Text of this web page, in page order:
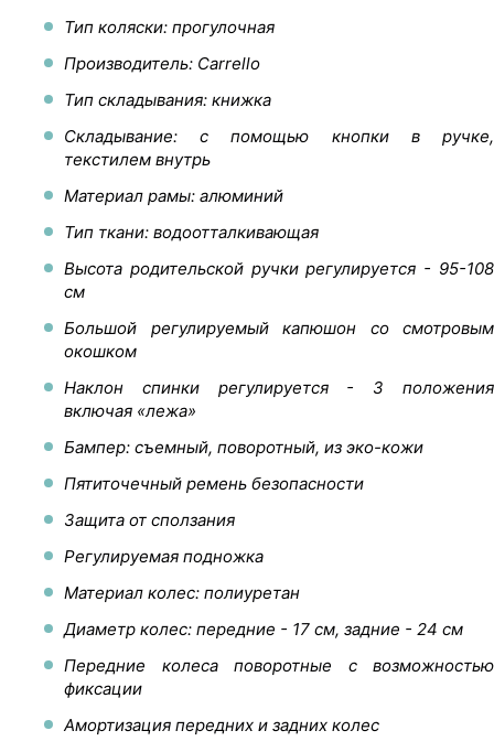
Тип коляски: прогулочная
Производитель: Carrello
Тип складывания: книжка
Складывание: с помощью кнопки в ручке,
текстилем внутрь
Материал рамы: алюминий
Тип ткани: водоотталкивающая
Высота родительской ручки регулируется - 95-108
см
Большой регулируемый капюшон со смотровым
окошком
Наклон спинки регулируется - 3 положения
включая ‎«лежа»
Бампер: съемный, поворотный, из эко-кожи
Пятиточечный ремень безопасности
Защита от сползания
Регулируемая подножка
Материал колес: полиуретан
Диаметр колес: передние - 17 см, задние - 24 см
Передние колеса поворотные с возможностью
фиксации
Амортизация передних и задних колес